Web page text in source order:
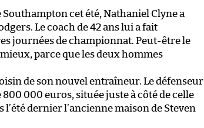
cet été, Nathaniel Clyne a
Le coach de 42 ans lui a fait
journées de championnat. Peut-être le
parce que les deux hommes
de son nouvel entraîneur. Le défenseur
000 euros, située juste à côté de celle
l’été dernier l’ancienne maison de Steven